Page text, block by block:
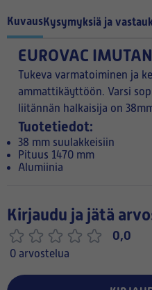
KuvausKysymyksiä ja
EUROVAC
Tukeva varmatoiminen ja
ammattikäyttöön. Varsi
liitännän halkaisija on
Tuotetiedot:
38 mm suulakkeisiin
Pituus 1470 mm
Alumiinia
Kirjaudu ja jätä
0,0
0 arvostelua